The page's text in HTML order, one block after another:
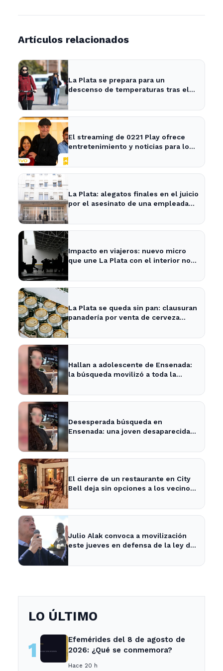
Artículos relacionados
La Plata se prepara para un
descenso de temperaturas tras el
El streaming de 0221 Play ofrece
entretenimiento y noticias para los
La Plata: alegatos finales en el juicio
por el asesinato de una empleada
Impacto en viajeros: nuevo micro
que une La Plata con el interior no
La Plata se queda sin pan: clausuran
panadería por venta de cerveza
Hallan a adolescente de Ensenada:
la búsqueda movilizó a toda la
Desesperada búsqueda en
Ensenada: una joven desaparecida
El cierre de un restaurante en City
Bell deja sin opciones a los vecinos
Julio Alak convoca a movilización
este jueves en defensa de la ley de
LO ÚLTIMO
1
Efemérides del 8 de agosto de
2026: ¿Qué se conmemora?
Hace 20 h